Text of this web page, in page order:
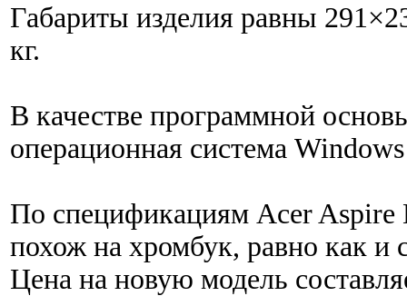
Габариты изделия равны
кг.
В качестве программной
операционная система
По спецификациям Acer Aspire
похож на хромбук, равно как и
Цена на новую модель